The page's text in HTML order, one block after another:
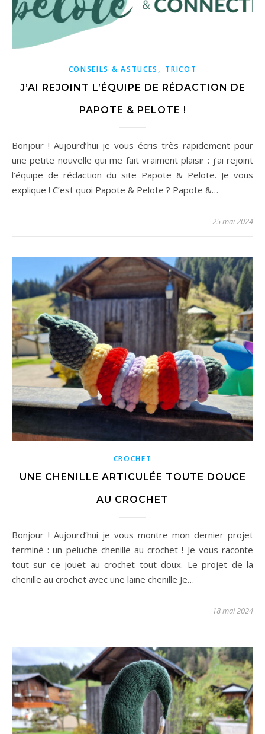
CONSEILS & ASTUCES , TRICOT
J’AI REJOINT L’ÉQUIPE DE RÉDACTION DE
PAPOTE & PELOTE !
Bonjour ! Aujourd’hui je vous écris très rapidement pour
une petite nouvelle qui me fait vraiment plaisir : j’ai rejoint
l’équipe de rédaction du site Papote & Pelote. Je vous
explique ! C’est quoi Papote & Pelote ? Papote &…
25 mai 2024
CROCHET
UNE CHENILLE ARTICULÉE TOUTE DOUCE
AU CROCHET
Bonjour ! Aujourd’hui je vous montre mon dernier projet
terminé : un peluche chenille au crochet ! Je vous raconte
tout sur ce jouet au crochet tout doux. Le projet de la
chenille au crochet avec une laine chenille Je…
18 mai 2024